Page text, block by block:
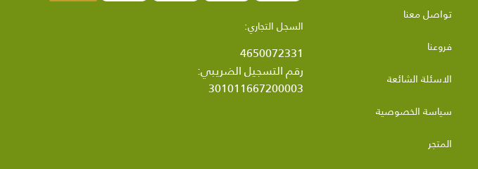
تواصل معنا
فروعنا
الاسئلة الشائعة
سياسة الخصوصية
المتجر
السجل التجاري:
4650072331
رقم التسجيل الضريبي:
301011667200003